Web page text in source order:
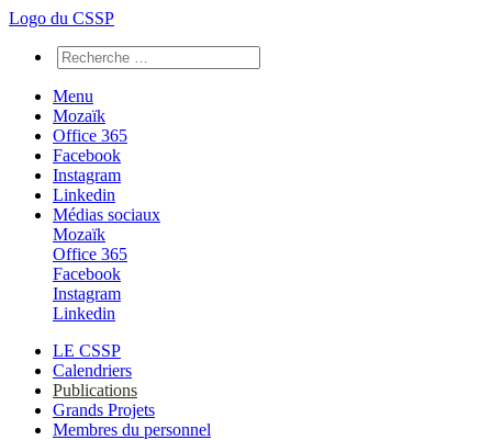
Logo du CSSP
Menu
Mozaïk
Office 365
Facebook
Instagram
Linkedin
Médias sociaux
Mozaïk
Office 365
Facebook
Instagram
Linkedin
LE CSSP
Calendriers
Publications
Grands Projets
Membres du personnel